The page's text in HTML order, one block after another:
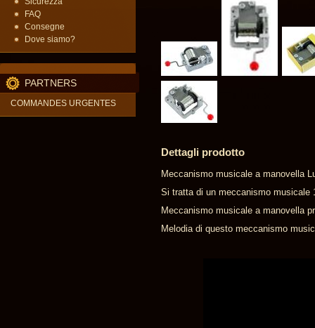
FAQ
Consegne
Dove siamo?
PARTNERS
COMMANDES URGENTES
Dettagli prodotto
Meccanismo musicale a manovella
Si tratta di un meccanismo musicale
Meccanismo musicale a manovella
Melodia di questo meccanismo